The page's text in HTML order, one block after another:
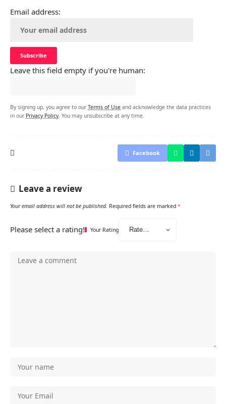
Email address:
Leave this field empty if you're human:
By signing up, you agree to our Terms of Use and acknowledge the data practices
in our Privacy Policy. You may unsubscribe at any time.
Facebook
Leave a review
Your email address will not be published. Required fields are marked *
Please select a rating! Your Rating